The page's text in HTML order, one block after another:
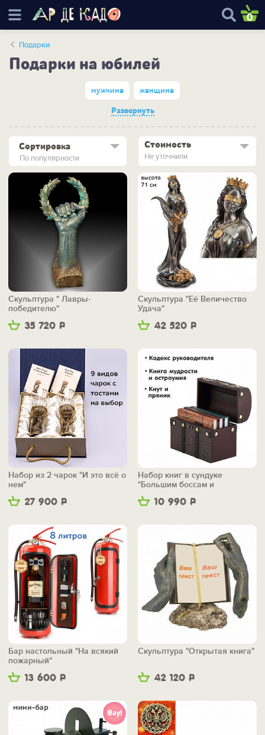
0
Подарки
Подарки на юбилей
мужчине женщине
Развернуть
По популярности
Сортировка Стоимость
Не уточнили
35 720 Р
Скульптура " Лавры-
победителю"
42 520 Р
Скульптура "Её Величество
Удача"
27 900 Р
Набор из 2 чарок "И это всё о
нем"
10 990 Р
Набор книг в сундуке
"Большим боссам и
маленьким"
13 600 Р
Бар настольный "На всякий
пожарный"
42 120 Р
Скульптура "Открытая книга"